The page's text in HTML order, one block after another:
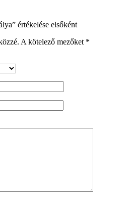
értékelése elsőként
A kötelező mezőket *